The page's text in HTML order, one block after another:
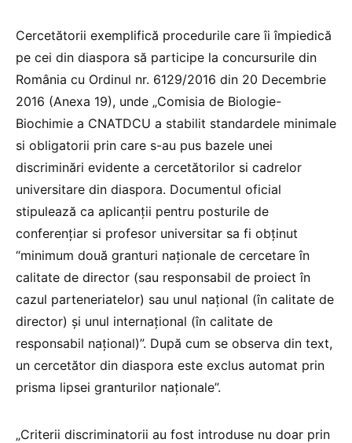
Cercetătorii exemplifică procedurile care îi împiedică
pe cei din diaspora să participe la concursurile din
România cu Ordinul nr. 6129/2016 din 20 Decembrie
2016 (Anexa 19), unde „Comisia de Biologie-
Biochimie a CNATDCU a stabilit standardele minimale
si obligatorii prin care s-au pus bazele unei
discriminări evidente a cercetătorilor si cadrelor
universitare din diaspora. Documentul oficial
stipulează ca aplicanții pentru posturile de
conferențiar si profesor universitar sa fi obținut
“minimum două granturi naționale de cercetare în
calitate de director (sau responsabil de proiect în
cazul parteneriatelor) sau unul național (în calitate de
director) și unul internațional (în calitate de
responsabil național)”. După cum se observa din text,
un cercetător din diaspora este exclus automat prin
prisma lipsei granturilor naționale”.
„Criterii discriminatorii au fost introduse nu doar prin